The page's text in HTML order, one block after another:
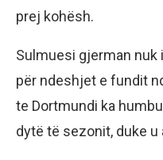
prej kohësh.
Sulmuesi gjerman
për ndeshjet e fundit
te Dortmundi ka
dytë të sezonit, duke